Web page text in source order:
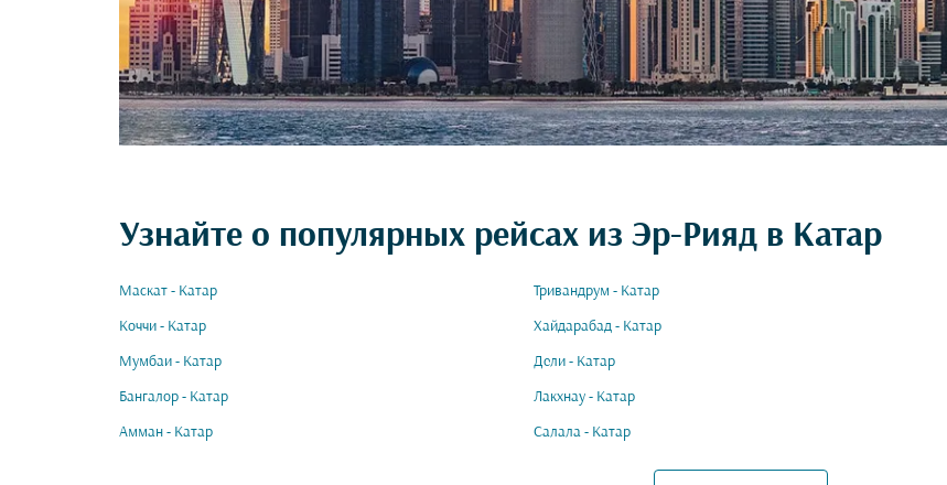
Узнайте о популярных рейсах из Эр-Рияд в Катар
Маскат - Катар Тривандрум - Катар
Коччи - Катар Хайдарабад - Катар
Мумбаи - Катар Дели - Катар
Бангалор - Катар Лакхнау - Катар
Амман - Катар Салала - Катар